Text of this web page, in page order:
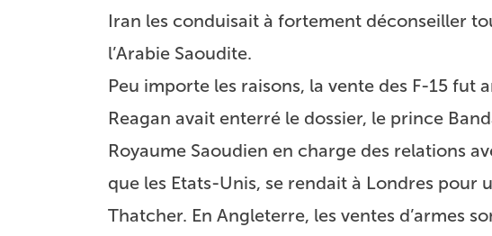
Iran les conduisait à fortement déconseiller
l’Arabie Saoudite.
Peu importe les raisons, la vente des F-15 fut
Reagan avait enterré le dossier, le prince
Royaume Saoudien en charge des relations
que les Etats-Unis, se rendait à Londres
Thatcher. En Angleterre, les ventes d’armes